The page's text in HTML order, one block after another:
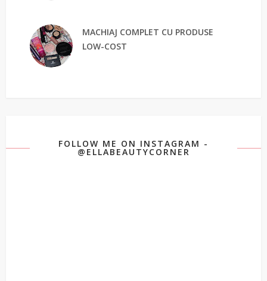
MACHIAJ COMPLET CU PRODUSE
LOW-COST
FOLLOW ME ON INSTAGRAM -
@ELLABEAUTYCORNER